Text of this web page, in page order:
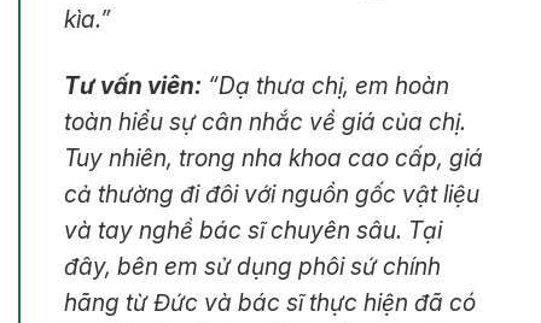
kìa.”
Tư vấn viên: “Dạ thưa chị, em hoàn
toàn hiểu sự cân nhắc về giá của chị.
Tuy nhiên, trong nha khoa cao cấp, giá
cả thường đi đôi với nguồn gốc vật liệu
và tay nghề bác sĩ chuyên sâu. Tại
đây, bên em sử dụng phôi sứ chính
hãng từ Đức và bác sĩ thực hiện đã có